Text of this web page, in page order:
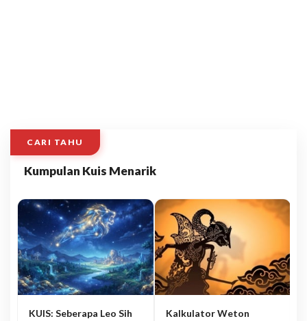
CARI TAHU
Kumpulan Kuis Menarik
KUIS: Seberapa Leo Sih
Kalkulator Weton